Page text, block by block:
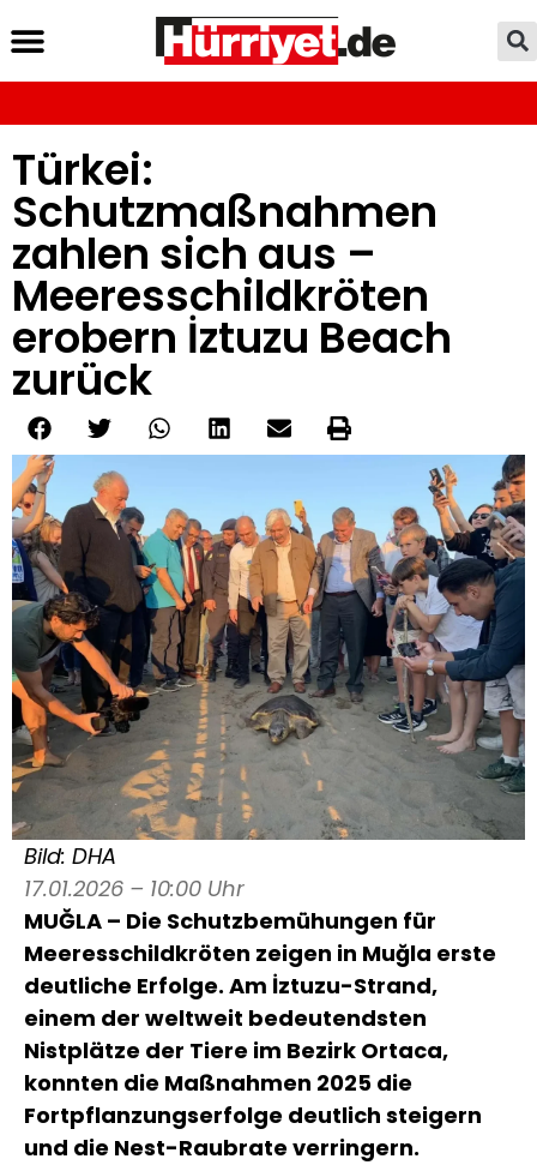
Türkei:
Schutzmaßnahmen
zahlen sich aus –
Meeresschildkröten
erobern İztuzu Beach
zurück
Bild: DHA
17.01.2026 – 10:00 Uhr
MUĞLA – Die Schutzbemühungen für
Meeresschildkröten zeigen in Muğla erste
deutliche Erfolge. Am İztuzu-Strand,
einem der weltweit bedeutendsten
Nistplätze der Tiere im Bezirk Ortaca,
konnten die Maßnahmen 2025 die
Fortpflanzungserfolge deutlich steigern
und die Nest-Raubrate verringern.